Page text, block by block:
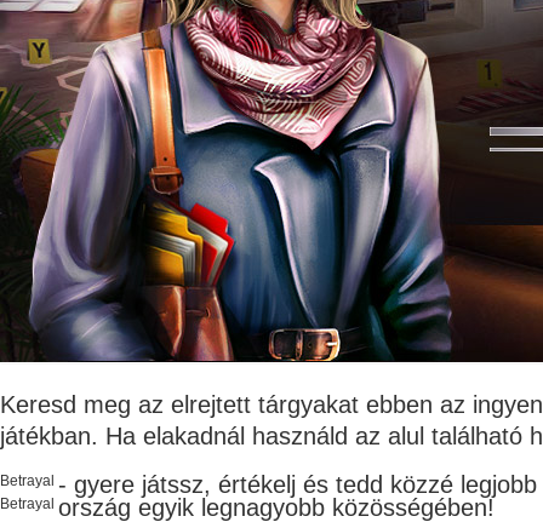
Keresd meg az elrejtett tárgyakat ebben az
játékban. Ha elakadnál használd az alul található
Betrayal - gyere játssz, értékelj és tedd közzé
ország egyik legnagyobb
Betrayal közösségében!